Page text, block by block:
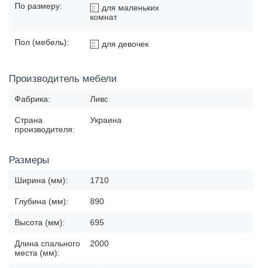
По размеру:
для маленьких
комнат
Пол (мебель): для девочек
Производитель мебели
Фабрика: Ливс
Страна
производителя:
Украина
Размеры
Ширина (мм): 1710
Глубина (мм): 890
Высота (мм): 695
Длина спального
места (мм):
2000